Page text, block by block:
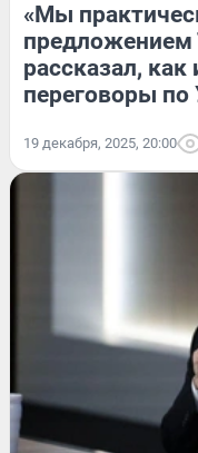
«Мы
предложением
рассказал,
переговоры по
19 декабря, 2025, 20:00